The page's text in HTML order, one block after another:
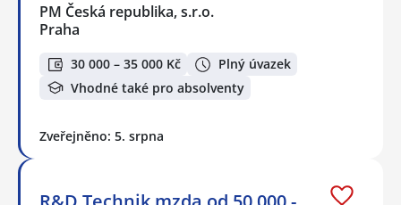
PM Česká republika, s.r.o.
Praha
30 000 – 35 000 Kč
Plný úvazek
Vhodné také pro absolventy
Zveřejněno: 5. srpna